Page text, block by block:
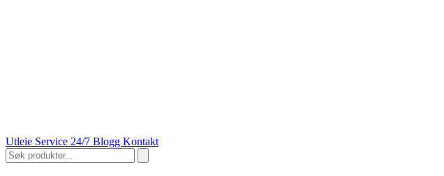
Utleie Service 24/7 Blogg Kontakt